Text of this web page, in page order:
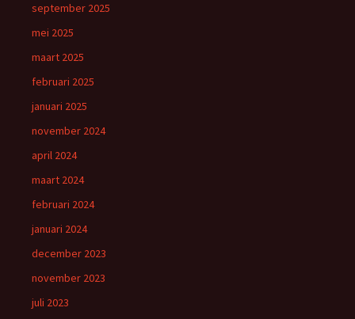
september 2025
mei 2025
maart 2025
februari 2025
januari 2025
november 2024
april 2024
maart 2024
februari 2024
januari 2024
december 2023
november 2023
juli 2023